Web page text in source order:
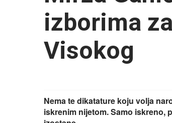
izborima
Visokog
Nema te dikatature koju volja
iskrenim nijetom. Samo iskreno,